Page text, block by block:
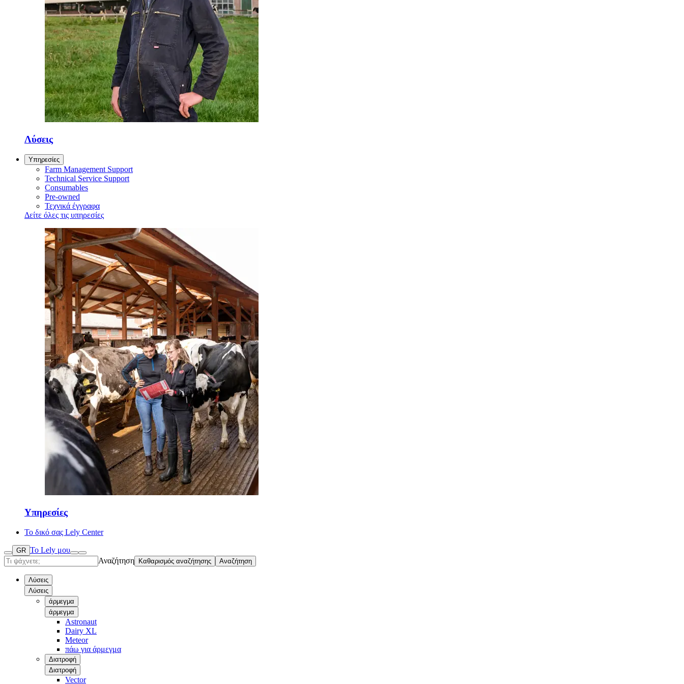
Λύσεις
Υπηρεσίες
Farm Management Support
Technical Service Support
Consumables
Pre-owned
Τεχνικά έγγραφα
Δείτε όλες τις υπηρεσίες
Υπηρεσίες
Το δικό σας Lely Center
GR Το Lely μου
Αναζήτηση
Καθαρισμός αναζήτησης Αναζήτηση
Λύσεις
Λύσεις
άρμεγμα
άρμεγμα
Astronaut
Dairy XL
Meteor
πάω για άρμεγμα
Διατροφή
Διατροφή
Vector